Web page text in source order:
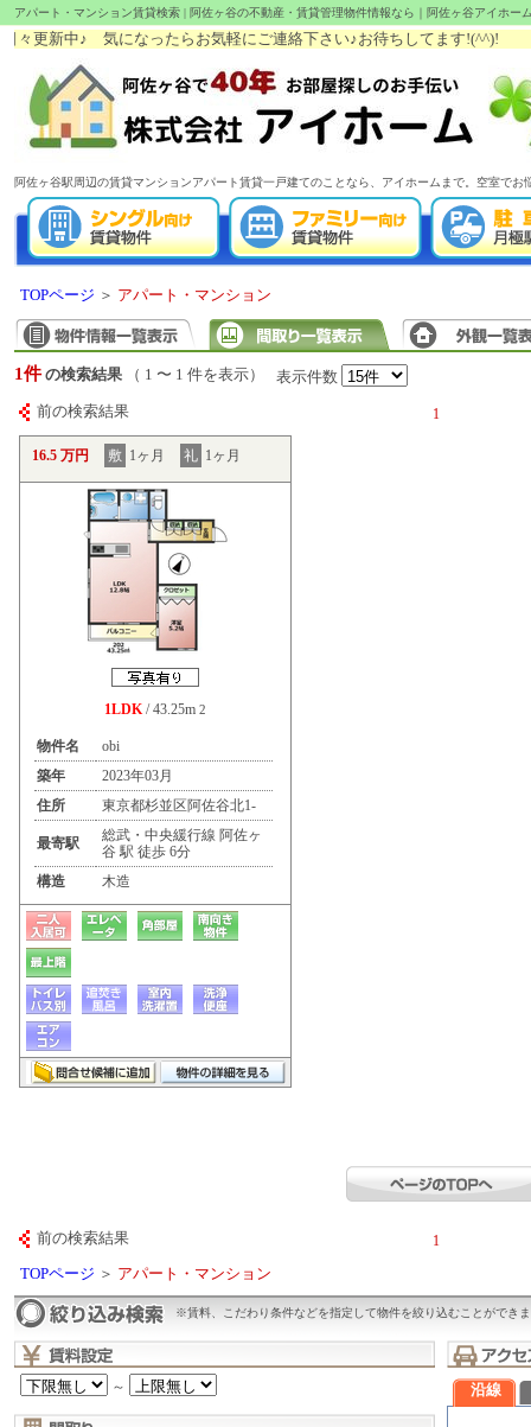
アパート・マンション賃貸検索 | 阿佐ヶ谷の不動産・賃貸管理物件情報なら｜阿佐ヶ谷アイホー
更新中♪ 気になったらお気軽にご連絡下さい♪お待ちしてます!(^^)!
阿佐ヶ谷駅周辺の賃貸マンションアパート賃貸一戸建てのことなら、アイホームまで。空室で
TOPページ ＞ アパート・マンション
1件 の検索結果 （ 1 〜 1 件を表示） 表示件数
前の検索結果 1
16.5 万円 敷 1ヶ月 礼 1ヶ月
1LDK/ 43.25m 2
物件名
obi
築年
2023年03月
住所
東京都杉並区阿佐谷北1-
最寄駅
総武・中央緩行線 阿佐ヶ
谷 駅 徒歩 6分
構造
木造
前の検索結果 1
TOPページ ＞ アパート・マンション
※賃料、こだわり条件などを指定して物件を絞り込むことができ
～ 沿線